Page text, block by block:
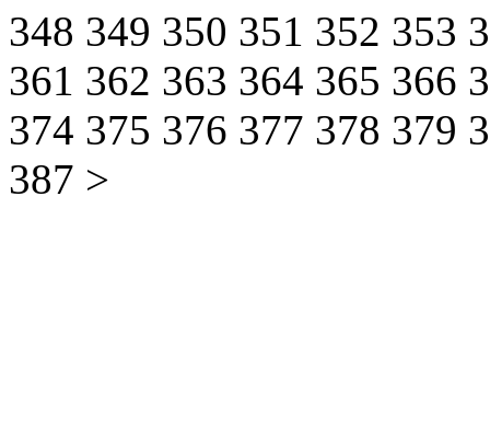
348 349 350 351 352 353
361 362 363 364 365 366
374 375 376 377 378 379
387 >